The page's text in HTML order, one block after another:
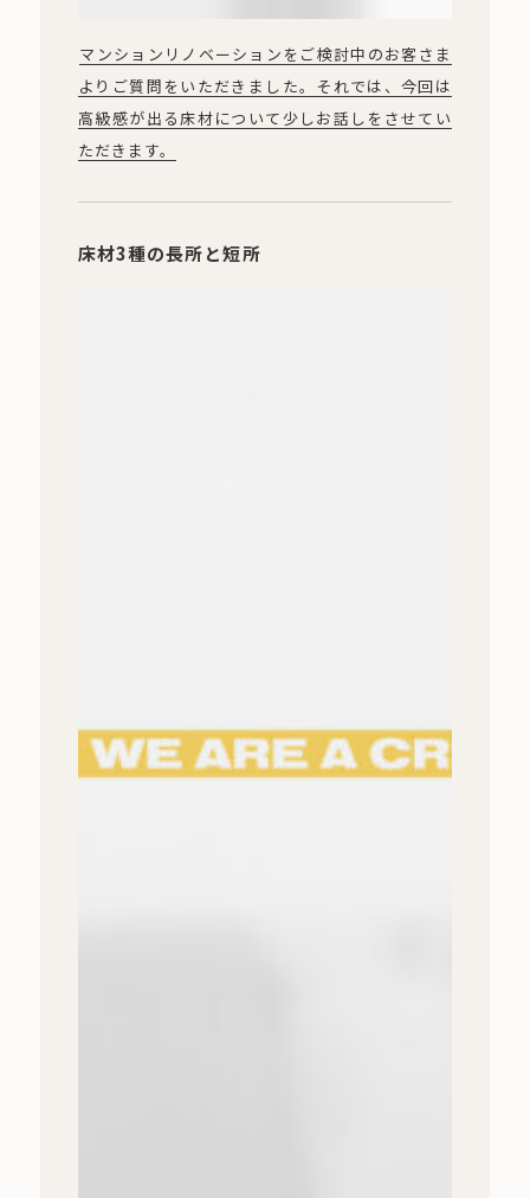
マンションリノベーションをご検討中のお客さま
よりご質問をいただきました。それでは、今回は
高級感が出る床材について少しお話しをさせてい
ただきます。
床材3種の長所と短所